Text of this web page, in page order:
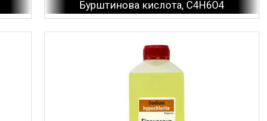
Бурштинова кислота, C4H6O4